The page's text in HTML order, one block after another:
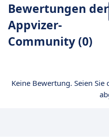
Bewertungen der
Appvizer-
Community (0)
Keine Bewertung. Seien